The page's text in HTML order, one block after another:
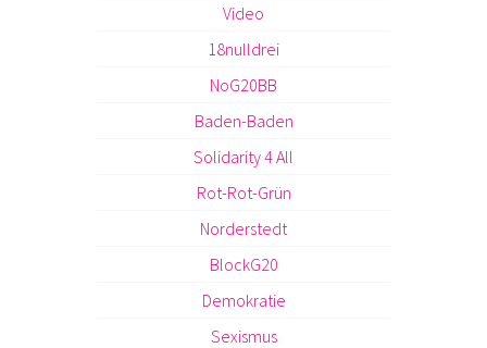
Video
18nulldrei
NoG20BB
Baden-Baden
Solidarity 4 All
Rot-Rot-Grün
Norderstedt
BlockG20
Demokratie
Sexismus